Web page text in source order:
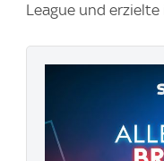
League und erzielte